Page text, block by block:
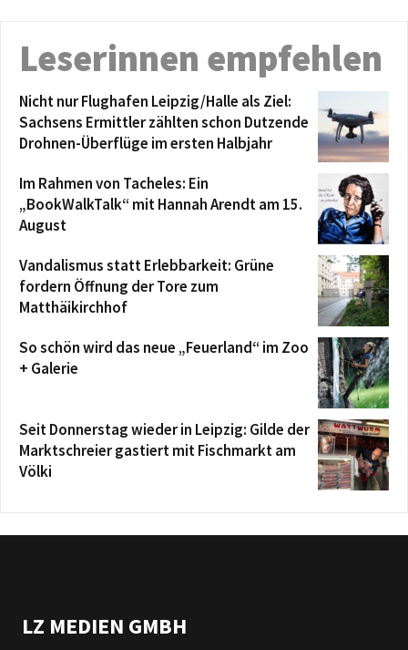
Leserinnen empfehlen
Nicht nur Flughafen Leipzig/Halle als Ziel:
Sachsens Ermittler zählten schon Dutzende
Drohnen-Überflüge im ersten Halbjahr
Im Rahmen von Tacheles: Ein
„BookWalkTalk“ mit Hannah Arendt am 15.
August
Vandalismus statt Erlebbarkeit: Grüne
fordern Öffnung der Tore zum
Matthäikirchhof
So schön wird das neue „Feuerland“ im Zoo
+ Galerie
Seit Donnerstag wieder in Leipzig: Gilde der
Marktschreier gastiert mit Fischmarkt am
Völki
LZ MEDIEN GMBH